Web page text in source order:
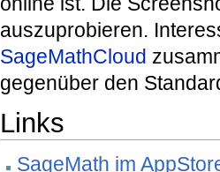
auszuprobieren.
SageMathCloud
gegenüber den
Links
SageMath im